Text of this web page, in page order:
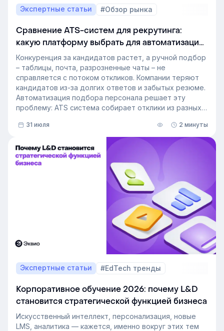
Экспертные статьи #Обзор рынка
Сравнение ATS-систем для рекрутинга:
какую платформу выбрать для автоматизации
подбора персонала
Конкуренция за кандидатов растет, а ручной подбор
– таблицы, почта, разрозненные чаты – не
справляется с потоком откликов. Компании теряют
кандидатов из-за долгих ответов и забытых резюме.
Автоматизация подбора персонала решает эту
проблему: ATS система собирает отклики из разных
снимает с рекрутера рутину. Сегодня программа для
рекрутинга – это базовый инструмент для быстрого
и системного закрытия вакансий.
31 июля 2 минуты
Экспертные статьи #EdTech тренды
Корпоративное обучение 2026: почему L&D
становится стратегической функцией бизнеса
Искусственный интеллект, персонализация, новые
LMS, аналитика — кажется, именно вокруг этих тем